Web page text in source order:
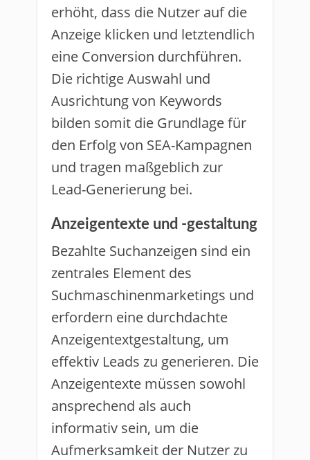
erhöht, dass die Nutzer auf die
Anzeige klicken und letztendlich
eine Conversion durchführen.
Die richtige Auswahl und
Ausrichtung von Keywords
bilden somit die Grundlage für
den Erfolg von SEA-Kampagnen
und tragen maßgeblich zur
Lead-Generierung bei.
Anzeigentexte und -gestaltung
Bezahlte Suchanzeigen sind ein
zentrales Element des
Suchmaschinenmarketings und
erfordern eine durchdachte
Anzeigentextgestaltung, um
effektiv Leads zu generieren. Die
Anzeigentexte müssen sowohl
ansprechend als auch
informativ sein, um die
Aufmerksamkeit der Nutzer zu